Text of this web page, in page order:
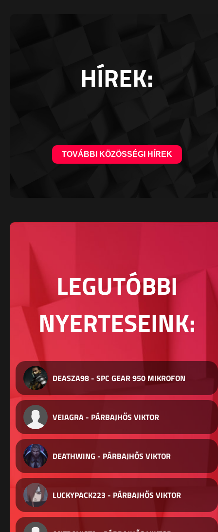
HÍREK:
TOVÁBBI KÖZÖSSÉGI HÍREK
LEGUTÓBBI
NYERTESEINK:
DEASZA98 - SPC GEAR 950 MIKROFON
VEIAGRA - PÁRBAJHŐS VIKTOR
DEATHWING - PÁRBAJHŐS VIKTOR
LUCKYPACK223 - PÁRBAJHŐS VIKTOR